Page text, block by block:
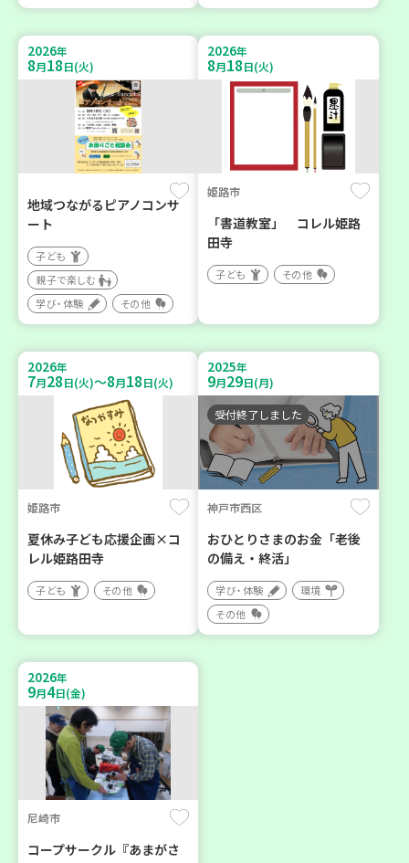
2026年
8月18日(火)
地域つながるピアノコンサ
ート
子ども
親子で楽しむ
学び・体験
その他
2026年
8月18日(火)
姫路市
「書道教室」 コレル姫路
田寺
子ども その他
2026年
7月28日(火)～8月18日(火)
姫路市
夏休み子ども応援企画×コ
レル姫路田寺
子ども その他
2025年
9月29日(月)
受付終了しました
神戸市西区
おひとりさまのお金「老後
の備え・終活」
学び・体験
環境
その他
2026年
9月4日(金)
尼崎市
コープサークル『あまがさ